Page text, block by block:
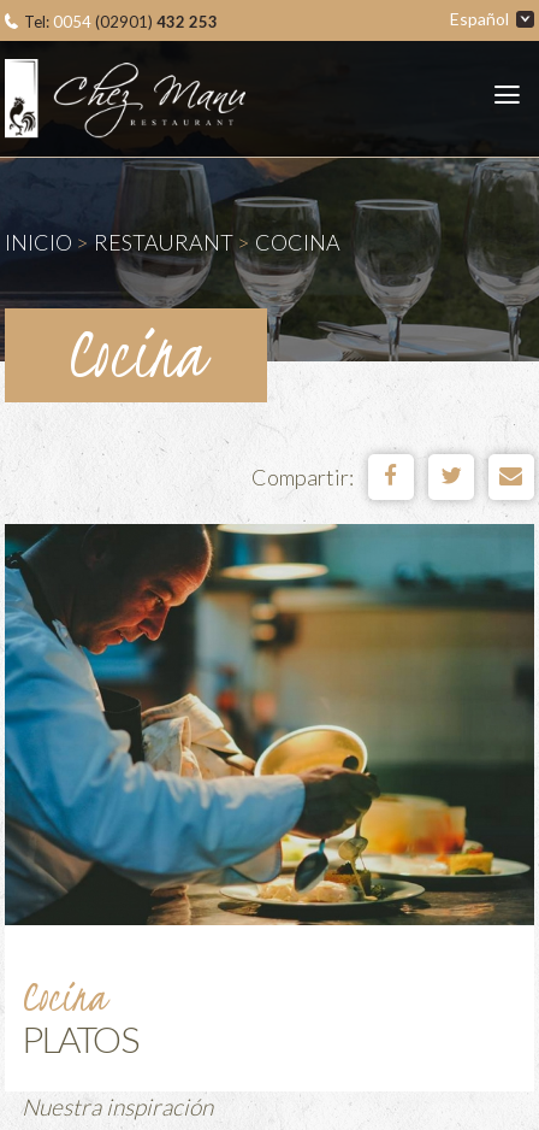
Español
Tel: 0054(02901)432 253
INICIO > RESTAURANT > COCINA
Cocina
Compartir:
Cocina
PLATOS
Nuestra inspiración